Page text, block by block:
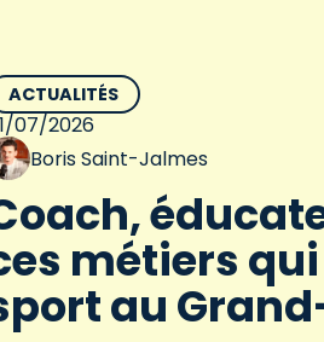
ACTUALITÉS
07/2026
Boris Saint-Jalmes
métiers
au